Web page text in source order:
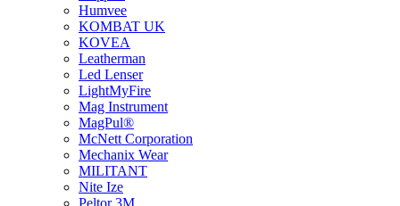
Humvee
KOMBAT UK
KOVEA
Leatherman
Led Lenser
LightMyFire
Mag Instrument
MagPul®
McNett Corporation
Mechanix Wear
MILITANT
Nite Ize
Peltor 3M